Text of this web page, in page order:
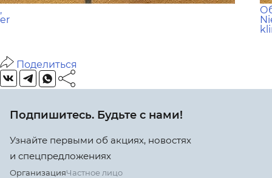
Поделиться
Подпишитесь. Будьте с нами!
Узнайте первыми об акциях, новостях
и спецпредложениях
ОрганизацияЧастное лицо